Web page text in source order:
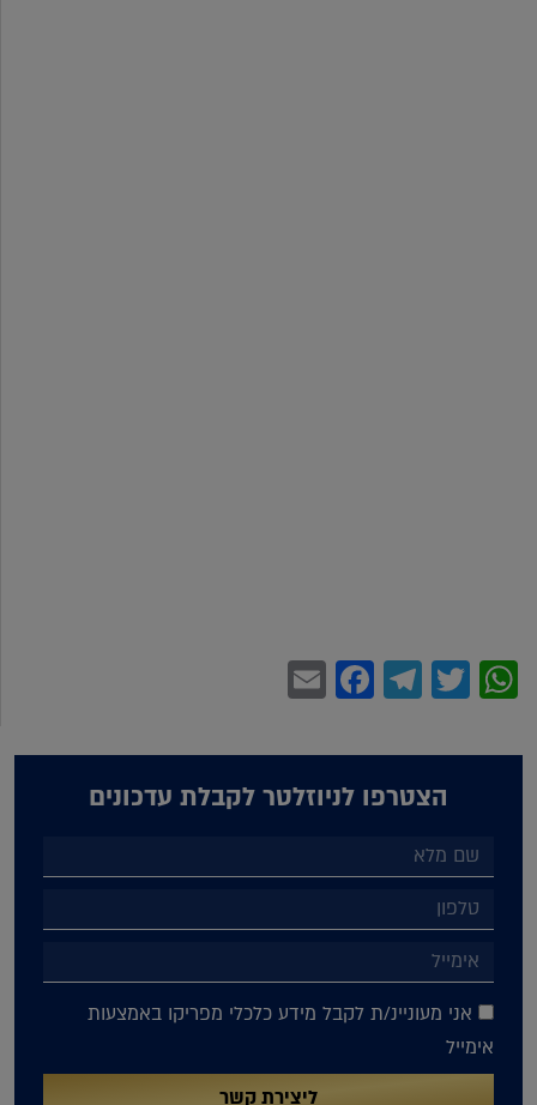
WhatsApp
Twitter
Telegram
Facebook
הצטרפו לניוזלטר לקבלת עדכונים
אני מעוניינ/ת לקבל מידע כלכלי מפריקו באמצעות
אימייל
ליצירת קשר